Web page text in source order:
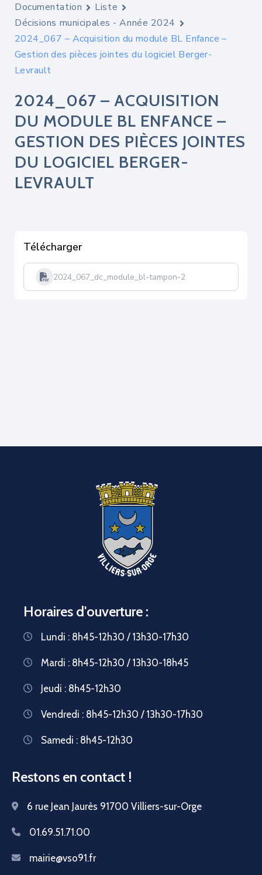
Documentation
Liste
Décisions municipales - Année 2024
2024_067 – Acquisition du module BL Enfance –
Gestion des pièces jointes du logiciel Berger-
Levrault
2024_067 – ACQUISITION
DU MODULE BL ENFANCE –
GESTION DES PIÈCES JOINTES
DU LOGICIEL BERGER-
LEVRAULT
Télécharger
2024_067_dc_module_bl-tampon-2
Horaires d'ouverture :
Lundi : 8h45-12h30 / 13h30-17h30
Mardi : 8h45-12h30 / 13h30-18h45
Jeudi : 8h45-12h30
Vendredi : 8h45-12h30 / 13h30-17h30
Samedi : 8h45-12h30
Restons en contact !
6 rue Jean Jaurès 91700 Villiers-sur-Orge
01.69.51.71.00
mairie@vso91.fr